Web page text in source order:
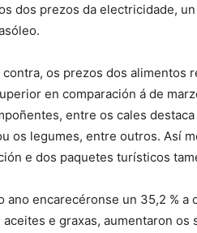
dos prezos da electricidade,
contra, os prezos dos alimentos
en comparación á de
entre os cales
os legumes, entre outros. Así
e dos paquetes turísticos
ano encarecéronse un 35,2 %
aceites e graxas, aumentaron